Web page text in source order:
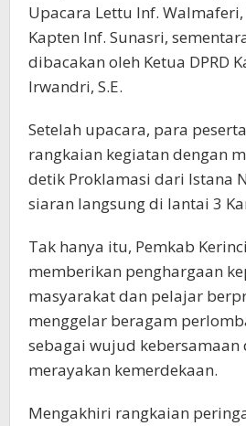
Upacara Lettu Inf.
Kapten Inf. Sunasri,
dibacakan oleh Ketua DPRD
Irwandri, S.E.
Setelah upacara, para
rangkaian kegiatan dengan
detik Proklamasi dari Istana
siaran langsung di lantai 3
Tak hanya itu, Pemkab
memberikan penghargaan
masyarakat dan pelajar
menggelar beragam
sebagai wujud kebersamaan
merayakan kemerdekaan.
Mengakhiri rangkaian